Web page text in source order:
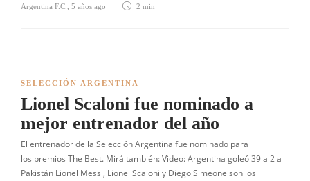
Argentina F.C. 5 años ago 2 min
SELECCIÓN ARGENTINA
Lionel Scaloni fue nominado a
mejor entrenador del año
El entrenador de la Selección Argentina fue nominado para
los premios The Best. Mirá también: Video: Argentina goleó 39 a 2 a
Pakistán Lionel Messi, Lionel Scaloni y Diego Simeone son los